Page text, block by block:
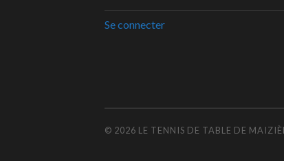
Se connecter
© 2026 LE TENNIS DE TABLE DE